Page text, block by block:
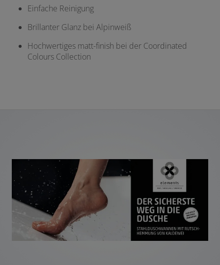
Einfache Reinigung
Brillanter Glanz bei Alpinweiß
Hochwertiges matt-finish bei der Coordinated
Colours Collection